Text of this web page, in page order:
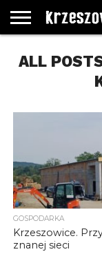
GŁÓWNA
WYBORY
WYBIERZ
KATEGORIE
ROZKŁADY
JAZDY
GREGORCZYK
WATCH
KONTAKT
ALL
GOSPODARKA
Krzeszowice.
znanej sieci